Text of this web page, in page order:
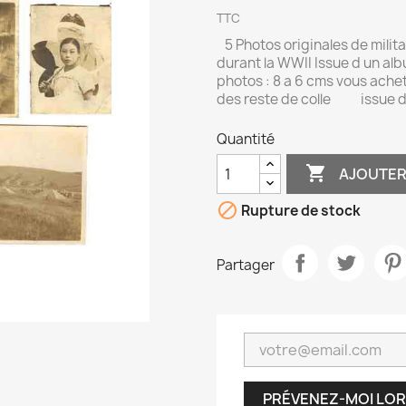
TTC
5 Photos originales de
durant la WWII Issue d un
photos : 8 a 6 cms vous
des reste de colle issue
Quantité

 Rupture de stock
Partager
PRÉVENEZ-MOI